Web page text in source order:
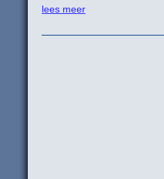
lees meer